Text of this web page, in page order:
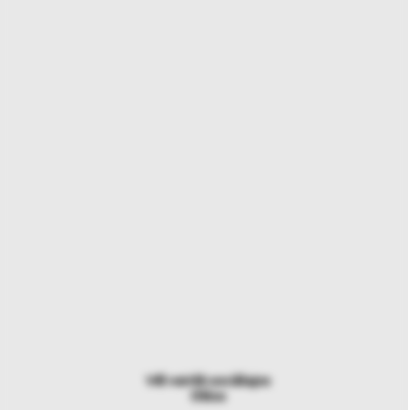
Vēl vairāk sociālajos
tīklos